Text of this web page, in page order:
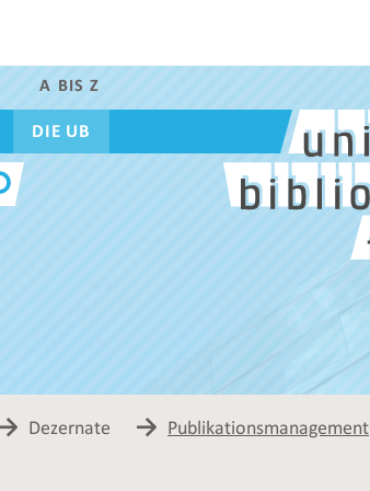
A BIS Z
DIE UB
Dezernate Publikationsmanagement